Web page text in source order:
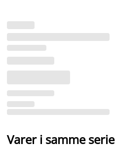
Varer i samme serie